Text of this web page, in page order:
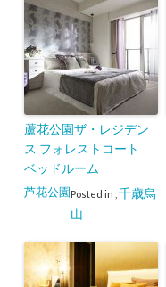
蘆花公園ザ・レジデン
ス フォレストコート
ベッドルーム
Posted in
芦花公園
千歳烏
山